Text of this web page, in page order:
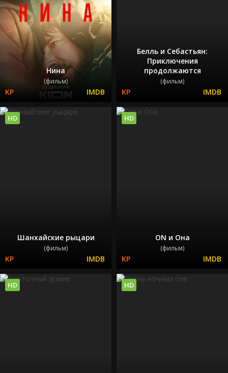
Нина
(фильм)
Белль и Себастьян:
Приключения
продолжаются
(фильм)
Шанхайские рыцари
(фильм)
HD
ON и Она
(фильм)
HD
HD HD